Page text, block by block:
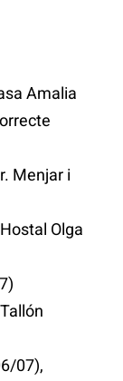
Amalia
Menjar i
Olga
07),